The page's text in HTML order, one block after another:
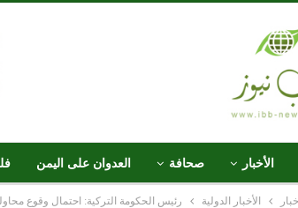
الأخبار صحافة العدوان على اليمن
الأخبار الدولية رئيس الحكومة التركية: احتمال وقوع